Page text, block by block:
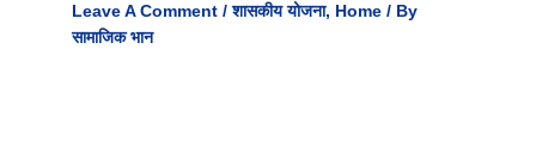
Leave A Comment /शासकीय योजना, Home / By
सामाजिक भान